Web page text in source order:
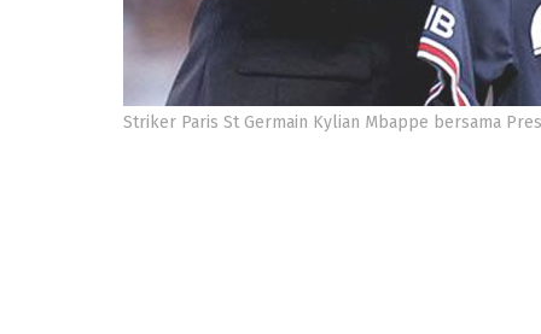
Striker Paris St Germain Kylian Mbappe bersama